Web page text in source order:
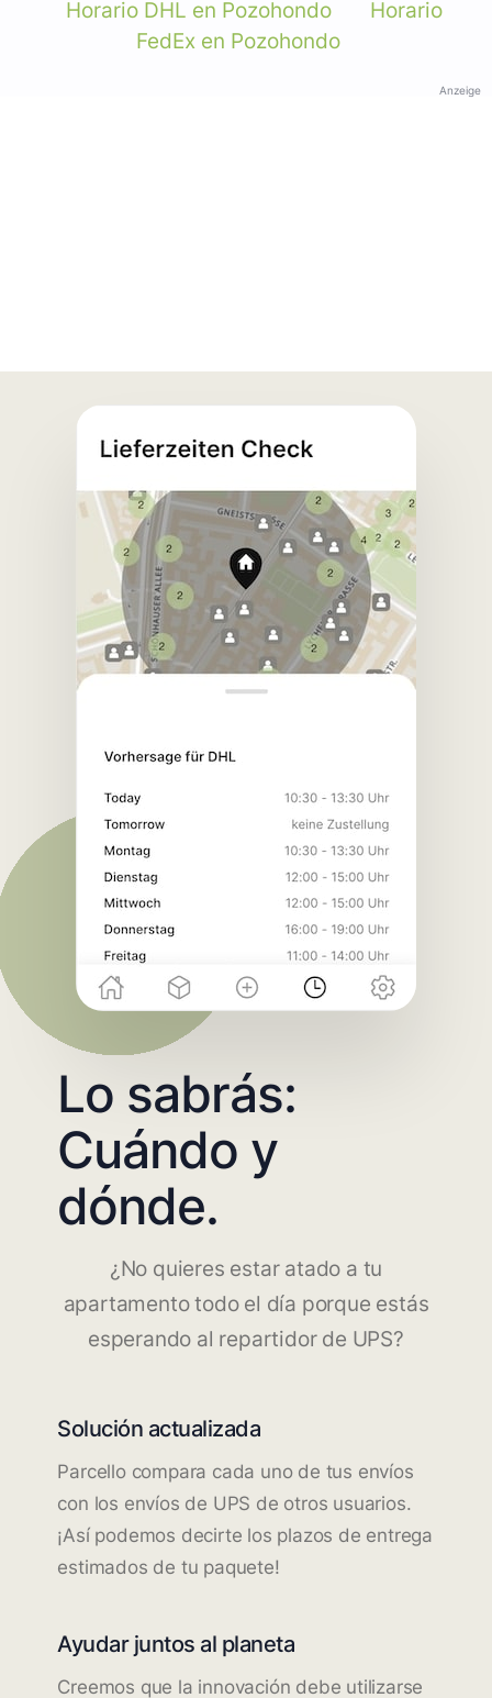
Horario DHL en Pozohondo
Horario
FedEx en Pozohondo
Anzeige
Lo sabrás:
Cuándo y
dónde.
¿No quieres estar atado a tu
apartamento todo el día porque estás
esperando al repartidor de UPS?
Solución actualizada
Parcello compara cada uno de tus envíos
con los envíos de UPS de otros usuarios.
¡Así podemos decirte los plazos de entrega
estimados de tu paquete!
Ayudar juntos al planeta
Creemos que la innovación debe utilizarse